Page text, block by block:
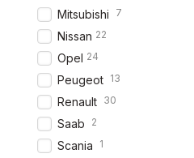
Mitsubishi 7
Nissan 22
Opel 24
Peugeot 13
Renault 30
Saab 2
Scania 1